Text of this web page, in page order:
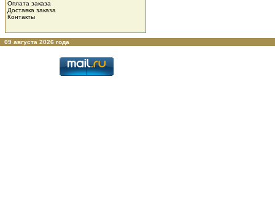
Оплата заказа
Доставка заказа
Контакты
09 августа 2026 года